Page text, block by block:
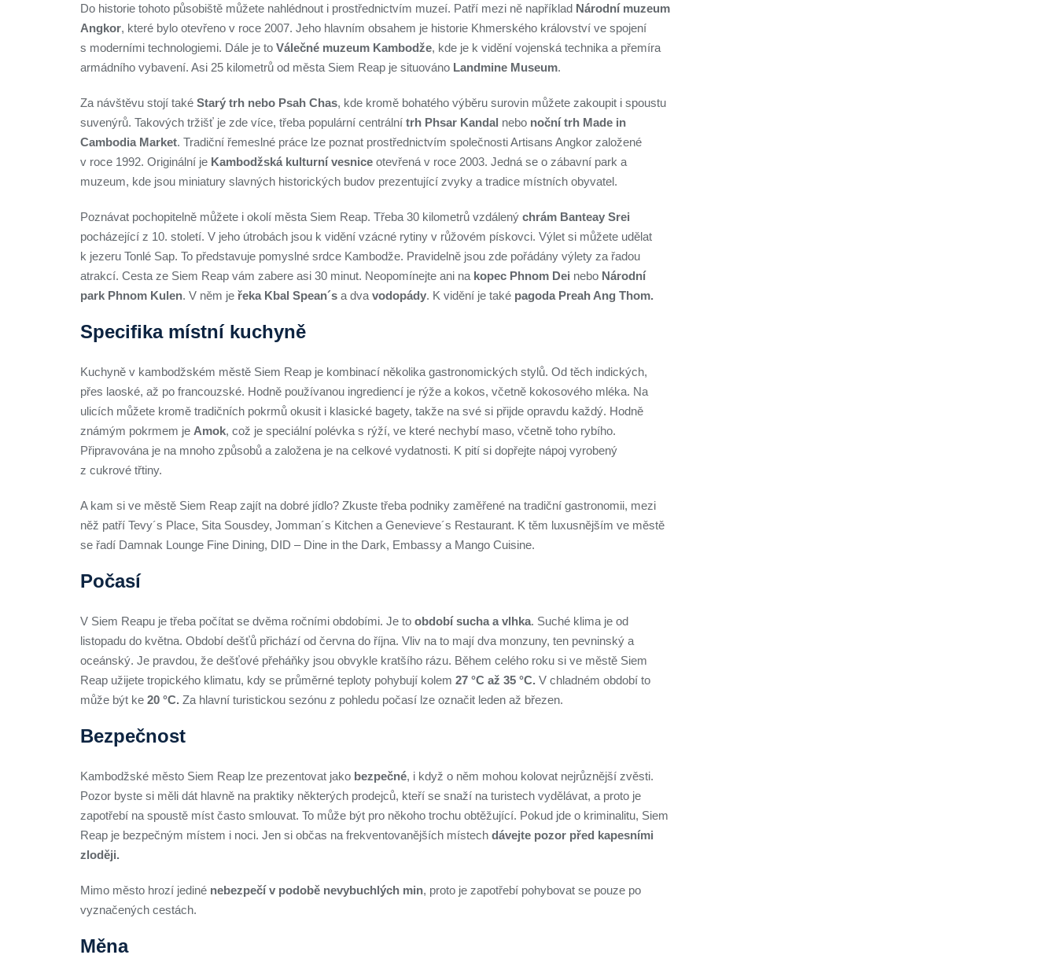
Do historie tohoto působiště můžete nahlédnout i prostřednictvím muzeí. Patří mezi ně například Národní muzeum
Angkor, které bylo otevřeno v roce 2007. Jeho hlavním obsahem je historie Khmerského království ve spojení
s moderními technologiemi. Dále je to Válečné muzeum Kambodže, kde je k vidění vojenská technika a přemíra
armádního vybavení. Asi 25 kilometrů od města Siem Reap je situováno Landmine Museum.
Za návštěvu stojí také Starý trh nebo Psah Chas, kde kromě bohatého výběru surovin můžete zakoupit i spoustu
suvenýrů. Takových tržišť je zde více, třeba populární centrální trh Phsar Kandal nebo noční trh Made in
Cambodia Market. Tradiční řemeslné práce lze poznat prostřednictvím společnosti Artisans Angkor založené
v roce 1992. Originální je Kambodžská kulturní vesnice otevřená v roce 2003. Jedná se o zábavní park a
muzeum, kde jsou miniatury slavných historických budov prezentující zvyky a tradice místních obyvatel.
Poznávat pochopitelně můžete i okolí města Siem Reap. Třeba 30 kilometrů vzdálený chrám Banteay Srei
pocházející z 10. století. V jeho útrobách jsou k vidění vzácné rytiny v růžovém pískovci. Výlet si můžete udělat
k jezeru Tonlé Sap. To představuje pomyslné srdce Kambodže. Pravidelně jsou zde pořádány výlety za řadou
atrakcí. Cesta ze Siem Reap vám zabere asi 30 minut. Neopomínejte ani na kopec Phnom Dei nebo Národní
park Phnom Kulen. V něm je řeka Kbal Spean´s a dva vodopády. K vidění je také pagoda Preah Ang Thom.
Specifika místní kuchyně
Kuchyně v kambodžském městě Siem Reap je kombinací několika gastronomických stylů. Od těch indických,
přes laoské, až po francouzské. Hodně používanou ingrediencí je rýže a kokos, včetně kokosového mléka. Na
ulicích můžete kromě tradičních pokrmů okusit i klasické bagety, takže na své si přijde opravdu každý. Hodně
známým pokrmem je Amok, což je speciální polévka s rýží, ve které nechybí maso, včetně toho rybího.
Připravována je na mnoho způsobů a založena je na celkové vydatnosti. K pití si dopřejte nápoj vyrobený
z cukrové třtiny.
A kam si ve městě Siem Reap zajít na dobré jídlo? Zkuste třeba podniky zaměřené na tradiční gastronomii, mezi
něž patří Tevy´s Place, Sita Sousdey, Jomman´s Kitchen a Genevieve´s Restaurant. K těm luxusnějším ve městě
se řadí Damnak Lounge Fine Dining, DID – Dine in the Dark, Embassy a Mango Cuisine.
Počasí
V Siem Reapu je třeba počítat se dvěma ročními obdobími. Je to období sucha a vlhka. Suché klima je od
listopadu do května. Období dešťů přichází od června do října. Vliv na to mají dva monzuny, ten pevninský a
oceánský. Je pravdou, že dešťové přeháňky jsou obvykle kratšího rázu. Během celého roku si ve městě Siem
Reap užijete tropického klimatu, kdy se průměrné teploty pohybují kolem 27 °C až 35 °C. V chladném období to
může být ke 20 °C. Za hlavní turistickou sezónu z pohledu počasí lze označit leden až březen.
Bezpečnost
Kambodžské město Siem Reap lze prezentovat jako bezpečné, i když o něm mohou kolovat nejrůznější zvěsti.
Pozor byste si měli dát hlavně na praktiky některých prodejců, kteří se snaží na turistech vydělávat, a proto je
zapotřebí na spoustě míst často smlouvat. To může být pro někoho trochu obtěžující. Pokud jde o kriminalitu, Siem
Reap je bezpečným místem i noci. Jen si občas na frekventovanějších místech dávejte pozor před kapesními
zloději.
Mimo město hrozí jediné nebezpečí v podobě nevybuchlých min, proto je zapotřebí pohybovat se pouze po
vyznačených cestách.
Měna